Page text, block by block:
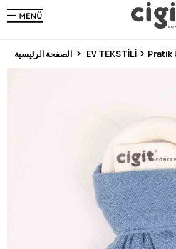
En Uygun Fiyat
300₺ ve Üzeri
Koşulsuz Şartsız
EV TEKSTİLİ Pratik